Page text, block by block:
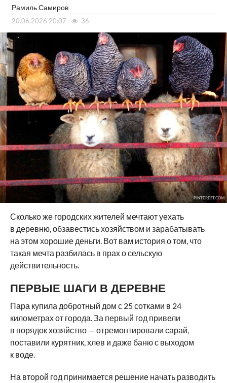
Рамиль Самиров
20.06.2026 20:07 36
PINTEREST.COM
Сколько же городских жителей мечтают уехать
в деревню, обзавестись хозяйством и зарабатывать
на этом хорошие деньги. Вот вам история о том, что
такая мечта разбилась в прах о сельскую
действительность.
ПЕРВЫЕ ШАГИ В ДЕРЕВНЕ
Пара купила добротный дом с 25 сотками в 24
километрах от города. За первый год привели
в порядок хозяйство — отремонтировали сарай,
поставили курятник, хлев и даже баню с выходом
к воде.
На второй год принимается решение начать разводить